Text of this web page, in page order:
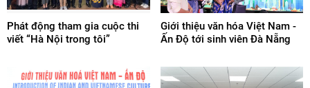
Phát động tham gia cuộc thi
viết “Hà Nội trong tôi”
Giới thiệu văn hóa Việt Nam -
Ấn Độ tới sinh viên Đà Nẵng